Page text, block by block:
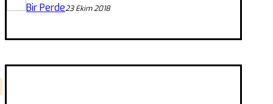
Bir Perde23 Ekim 2018